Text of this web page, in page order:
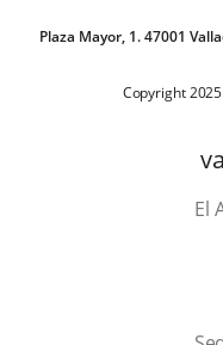
Plaza Mayor, 1. 47001
Copyright
El